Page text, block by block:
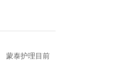
蒙泰护理目前